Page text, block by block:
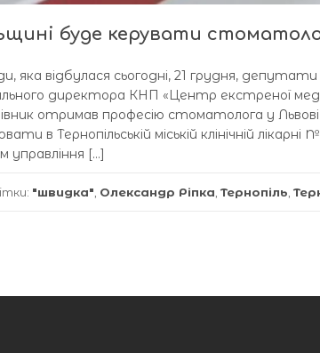
буде керувати
яка відбулася сьогодні, 21 грудня,
директора КНП «Центр екстреної
отримав професію стоматолога у Львові в
в Тернопільській міській клінічній
управління […]
"швидка" Олександр Ріпка Тернопіль